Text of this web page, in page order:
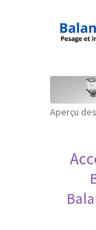
Aller
Aller
Mon
Aperçu